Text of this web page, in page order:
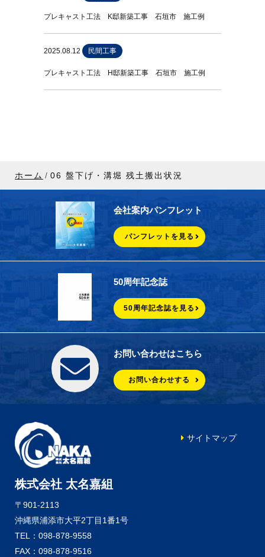
プレキャスト工法 K邸新築工事 石垣市 施工例
2025.08.12 民間工事
プレキャスト工法 H邸新築工事 石垣市 施工例
ホーム 06 盤下げ・溝堀 残土搬出状況
会社案内パンフレット
パンフレットを見る
50周年記念誌
50周年記念誌を見る
お問い合わせはこちら
お問い合わせする
株式会社 太名嘉組
〒901-2113
沖縄県浦添市大平2丁目1番1号
TEL：098-878-9558
FAX：098-878-9516
サイトマップ